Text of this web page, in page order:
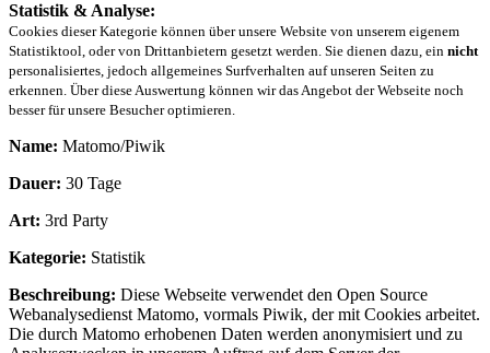
Statistik & Analyse:
Cookies dieser Kategorie können über unsere Website von unserem eigenem
Statistiktool, oder von Drittanbietern gesetzt werden. Sie dienen dazu, ein nicht
personalisiertes, jedoch allgemeines Surfverhalten auf unseren Seiten zu
erkennen. Über diese Auswertung können wir das Angebot der Webseite noch
besser für unsere Besucher optimieren.
Name: Matomo/Piwik
Dauer: 30 Tage
Art: 3rd Party
Kategorie: Statistik
Beschreibung: Diese Webseite verwendet den Open Source
Webanalysedienst Matomo, vormals Piwik, der mit Cookies arbeitet.
Die durch Matomo erhobenen Daten werden anonymisiert und zu